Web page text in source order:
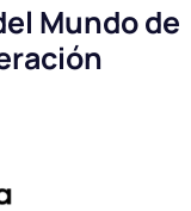
Mundo de